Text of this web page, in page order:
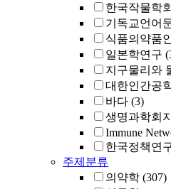
한국작물학
기독교언어
식품의약품
일본학연구
지구물리와
대한인간공
바다 (3)
생명과학회지
Immune
한국정책연
주제분류
의약학 (307)